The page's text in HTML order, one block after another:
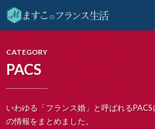
CATEGORY
PACS
いわゆる「フランス婚」と呼ばれる
の情報をまとめました。